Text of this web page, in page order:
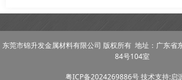
东莞市锦升发金属材料有限公司 版权所有 地址：广东省
84号104室
粤ICP备2024269886号技术支持:启